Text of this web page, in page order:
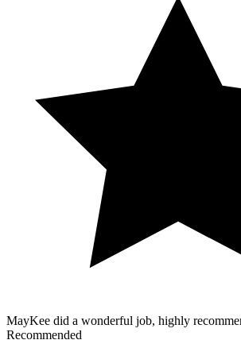
MayKee did a wonderful job, highly
Recommended